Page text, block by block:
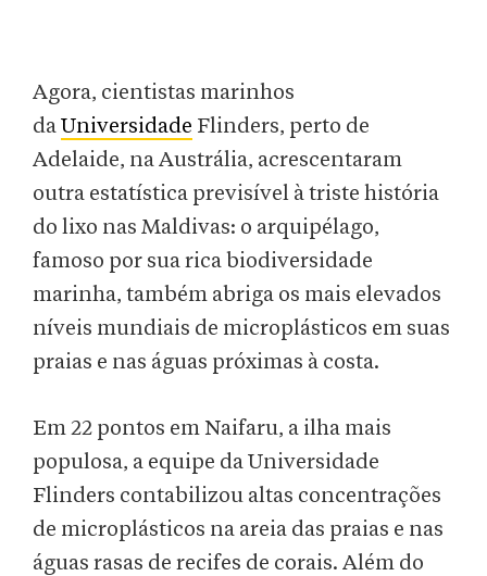
Agora, cientistas marinhos
daUniversidade Flinders, perto de
Adelaide, na Austrália, acrescentaram
outra estatística previsível à triste história
do lixo nas Maldivas: o arquipélago,
famoso por sua rica biodiversidade
marinha, também abriga os mais elevados
níveis mundiais de microplásticos em suas
praias e nas águas próximas à costa.
Em 22 pontos em Naifaru, a ilha mais
populosa, a equipe da Universidade
Flinders contabilizou altas concentrações
de microplásticos na areia das praias e nas
águas rasas de recifes de corais. Além do